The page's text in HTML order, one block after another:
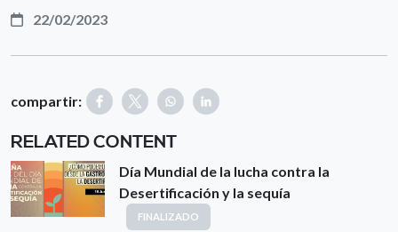
22/02/2023
compartir:
RELATED CONTENT
Día Mundial de la lucha contra la
Desertificación y la sequía
FINALIZADO